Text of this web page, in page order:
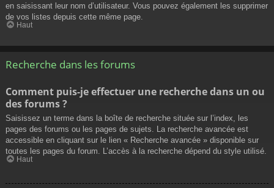
en saisissant leur nom d’utilisateur. Vous pouvez également les supprimer
de vos listes depuis cette même page.
Haut
Recherche dans les forums
Comment puis-je effectuer une recherche dans un ou
des forums ?
Saisissez un terme dans la boîte de recherche située sur l’index, les
pages des forums ou les pages de sujets. La recherche avancée est
accessible en cliquant sur le lien « Recherche avancée » disponible sur
toutes les pages du forum. L’accès à la recherche dépend du style utilisé.
Haut